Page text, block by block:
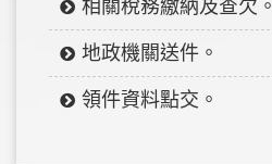
相關稅務繳納及查欠。
地政機關送件。
領件資料點交。